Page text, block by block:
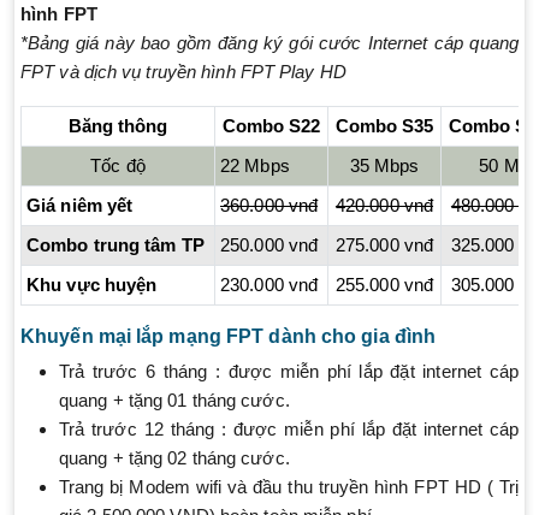
hình FPT
*Bảng giá này bao gồm đăng ký gói cước Internet cáp quang
FPT và dịch vụ truyền hình FPT Play HD
Băng thông Combo S22 Combo S35
Combo
Tốc độ
22 Mbps 35 Mbps
50
Giá niêm yết
360.000 vnđ 420.000 vnđ
480.000
Combo trung tâm TP
250.000 vnđ 275.000 vnđ
325.000
Khu vực huyện
230.000 vnđ 255.000 vnđ 305.000
Khuyến mại lắp mạng FPT dành cho gia đình
Trả trước 6 tháng : được miễn phí lắp đặt internet cáp
quang + tặng 01 tháng cước.
Trả trước 12 tháng : được miễn phí lắp đặt internet cáp
quang + tặng 02 tháng cước.
Trang bị Modem wifi và đầu thu truyền hình FPT HD ( Trị